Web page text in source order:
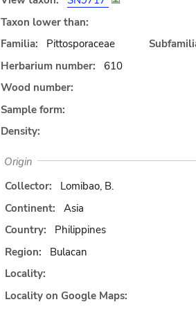
Taxon lower than:
Familia:
Pittosporaceae
Herbarium number:
610
Wood number:
Sample form:
Density:
Origin
Collector:
Lomibao, B.
Continent:
Asia
Country:
Philippines
Region:
Bulacan
Locality:
Locality on Google Maps: